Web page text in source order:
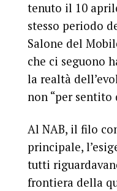
tenuto il 10
stesso periodo
Salone del
che ci seguono
la realtà
non “per sentito
Al NAB, il filo
principale,
tutti
frontiera della